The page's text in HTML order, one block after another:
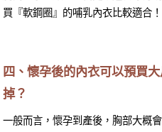
買『軟鋼圈』的哺乳內衣比較適合！
四、懷孕後的內衣可以預買
掉？
一般而言，懷孕到產後，胸部大概